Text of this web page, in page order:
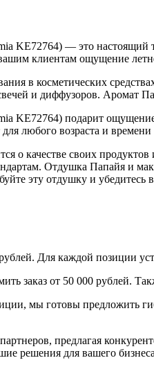
KE72764) — это
клиентам ощущение
в косметических
и диффузоров. Аромат
KE72764) подарит
любого возраста и времени
качестве своих
Отдушка Папайя и
эту отдушку и убедитесь
рублей. Для каждой
заказ от 50 000 рублей.
мы готовы предложить
предлагая
решения для вашего